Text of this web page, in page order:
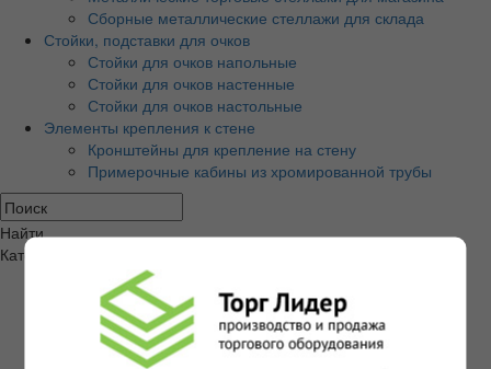
Сборные металлические стеллажи для склада
Стойки, подставки для очков
Стойки для очков напольные
Стойки для очков настенные
Стойки для очков настольные
Элементы крепления к стене
Кронштейны для крепление на стену
Примерочные кабины из хромированной трубы
Найти
Категории товаров
Экономпанели и аксессуары